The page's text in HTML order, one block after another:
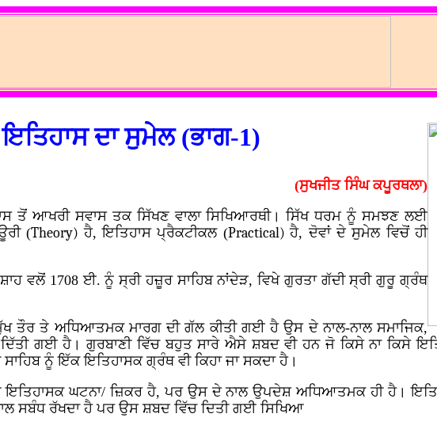
ਦਾ ਸੁਮੇਲ (ਭਾਗ-1)
(ਸੁਖਜੀਤ ਸਿੰਘ ਕਪੂਰਥਲਾ)
ਤੋਂ ਆਖਰੀ ਸਵਾਸ ਤਕ ਸਿੱਖਣ ਵਾਲਾ ਸਿਖਿਆਰਥੀ। ਸਿੱਖ ਧਰਮ ਨੂੰ ਸਮਝਣ ਲਈ
(Theory)ਹੈ, ਇਤਿਹਾਸ ਪ੍ਰੈਕਟੀਕਲ (Practical)ਹੈ, ਦੋਵਾਂ ਦੇ ਸੁਮੇਲ ਵਿਚੋਂ ਹੀ
ਵਲੋਂ 1708 ਈ. ਨੂੰ ਸ੍ਰੀ ਹਜ਼ੂਰ ਸਾਹਿਬ ਨਾਂਦੇੜ, ਵਿਖੇ ਗੁਰਤਾ ਗੱਦੀ ਸ੍ਰੀ ਗੁਰੂ ਗ੍ਰੰਥ
ਤੌਰ ਤੇ ਅਧਿਆਤਮਕ ਮਾਰਗ ਦੀ ਗੱਲ ਕੀਤੀ ਗਈ ਹੈ ਉਸ ਦੇ ਨਾਲ-ਨਾਲ ਸਮਾਜਿਕ,
ਗਈ ਹੈ। ਗੁਰਬਾਣੀ ਵਿੱਚ ਬਹੁਤ ਸਾਰੇ ਐਸੇ ਸ਼ਬਦ ਵੀ ਹਨ ਜੋ ਕਿਸੇ ਨਾ ਕਿਸੇ
ਨੂੰ ਇੱਕ ਇਤਿਹਾਸਕ ਗ੍ਰੰਥ ਵੀ ਕਿਹਾ ਜਾ ਸਕਦਾ ਹੈ।
ਇਤਿਹਾਸਕ ਘਟਨਾ/ ਜ਼ਿਕਰ ਹੈ, ਪਰ ਉਸ ਦੇ ਨਾਲ ਉਪਦੇਸ਼ ਅਧਿਆਤਮਕ ਹੀ ਹੈ।
ਸਬੰਧ ਰੱਖਦਾ ਹੈ ਪਰ ਉਸ ਸ਼ਬਦ ਵਿੱਚ ਦਿਤੀ ਗਈ ਸਿਖਿਆ